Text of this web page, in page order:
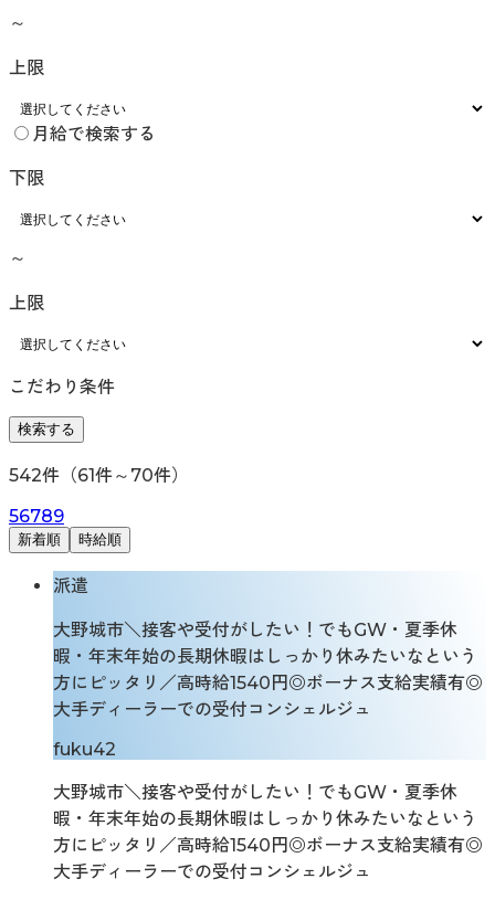
～
上限
月給で検索する
下限
～
上限
こだわり条件
検索する
542件（61件～ 70件）
56789
新着順 時給順
派遣
大野城市＼接客や受付がしたい！でもGW・夏季休
暇・年末年始の長期休暇はしっかり休みたいなという
方にピッタリ／高時給1540円◎ボーナス支給実績有◎
大手ディーラーでの受付コンシェルジュ
fuku42
大野城市＼接客や受付がしたい！でもGW・夏季休
暇・年末年始の長期休暇はしっかり休みたいなという
方にピッタリ／高時給1540円◎ボーナス支給実績有◎
大手ディーラーでの受付コンシェルジュ